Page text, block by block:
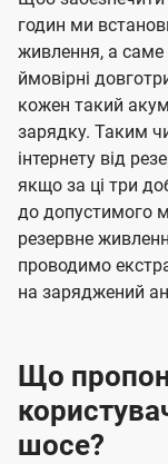
годин ми
живлення, а
ймовірні
кожен такий
зарядку. Таким
інтернету від
якщо за ці три
до допустимого
резервне
проводимо
на заряджений
Що
шосе?